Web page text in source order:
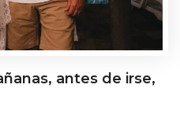
antes de irse,